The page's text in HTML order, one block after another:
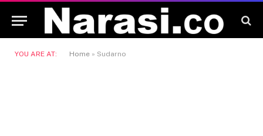
YOU ARE AT: Home » Sudarno